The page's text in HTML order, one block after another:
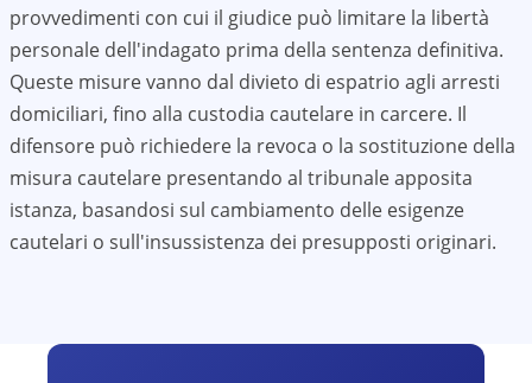
provvedimenti con cui il giudice può limitare la libertà
personale dell'indagato prima della sentenza definitiva.
Queste misure vanno dal divieto di espatrio agli arresti
domiciliari, fino alla custodia cautelare in carcere. Il
difensore può richiedere la revoca o la sostituzione della
misura cautelare presentando al tribunale apposita
istanza, basandosi sul cambiamento delle esigenze
cautelari o sull'insussistenza dei presupposti originari.